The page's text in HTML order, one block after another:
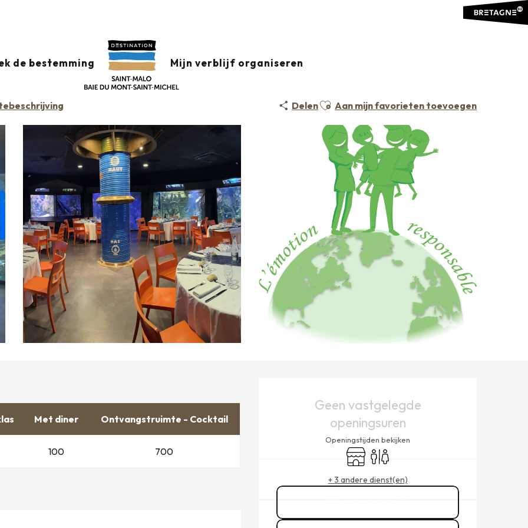
de bestemming Mijn verblijf organiseren
MALO
DelenAjouter aux favoris
Aan mijn favorieten toevoegen
Geen vastgelegde
openingsuren
Openingstijden bekijken
Winkel opToiletten
+ 3 andere dienst(en)
Met diner Ontvangstruimte - Cocktail
100 700